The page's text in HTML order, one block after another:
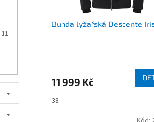
11
Bunda lyžařská Descente
11 999 Kč
38